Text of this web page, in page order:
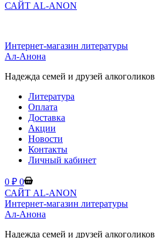
САЙТ AL-ANON
Интернет-магазин литературы
Ал-Анона
Надежда семей и друзей алкоголиков
Литература
Оплата
Доставка
Акции
Новости
Контакты
Личный кабинет
Корзина
0 ₽ 0
САЙТ AL-ANON
Интернет-магазин литературы
Ал-Анона
Надежда семей и друзей алкоголиков